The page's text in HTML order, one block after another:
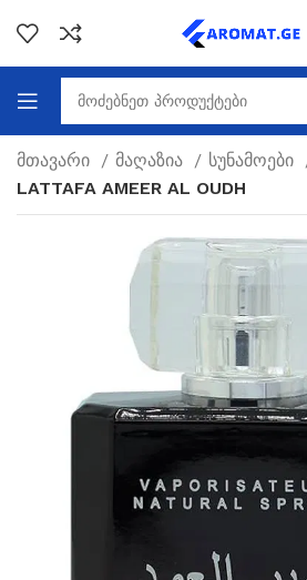
მთავარი მაღაზია
სუნამოები
LATTAFA AMEER AL OUDH